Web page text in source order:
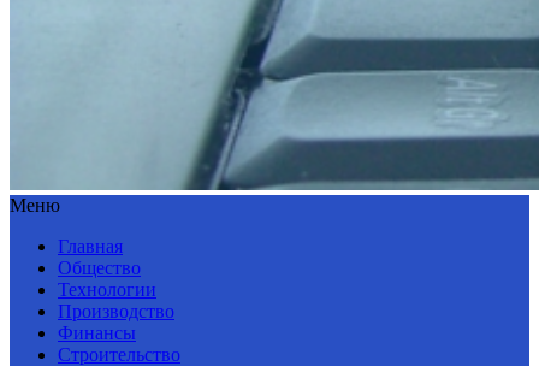
Меню
Главная
Общество
Технологии
Производство
Финансы
Строительство